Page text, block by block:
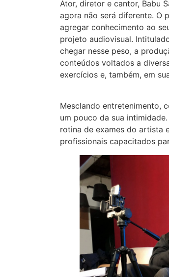
Ator, diretor e cantor, Babu
agora não será diferente. O
agregar conhecimento ao
projeto audiovisual.
chegar nesse peso, a
conteúdos voltados a
exercícios e, também, em
Mesclando entretenimento,
um pouco da sua
rotina de exames do artista
profissionais capacitados